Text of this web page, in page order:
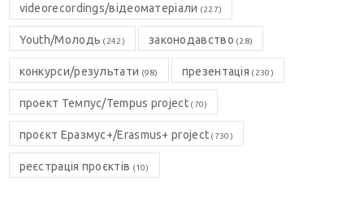
videorecordings/відеоматеріали (227)
Youth/Молодь (242) законодавство (28)
конкурси/результати (98) презентація (230)
проект Темпус/Tempus project(70)
проєкт Еразмус+/Erasmus+ project (730)
реєстрація проєктів (10)